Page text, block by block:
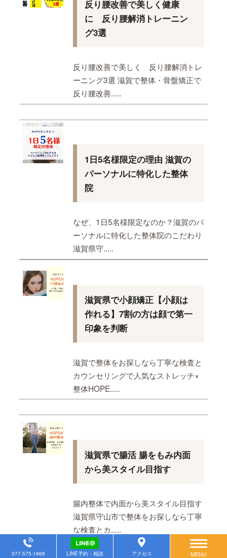
反り腰改善で美しく健康
に 反り腰解消トレーニン
グ3選
反り腰改善で美しく 反り腰解消トレ
ーニング3選 滋賀で整体・骨盤矯正で
反り腰改善.....
1日5名様限定の理由 滋賀の
パーソナルに特化した整体
院
なぜ、1日5名様限定なのか？滋賀のパ
ーソナルに特化した整体院のこだわり
滋賀県守.....
滋賀県で小顔矯正【小顔は
作れる】7割の方は顔で第一
印象を判断
滋賀で整体をお探しなら丁寧な検査と
カウンセリングで人気なストレッチ×
整体HOPE.....
滋賀県で腸活 腸をもみ内面
から美スタイル目指す
腸内整体で内面から美スタイル目指す
滋賀県守山市で整体をお探しなら丁寧
な検査とカ.....
077-575-1868 LINE予約・相談 アクセス MENU